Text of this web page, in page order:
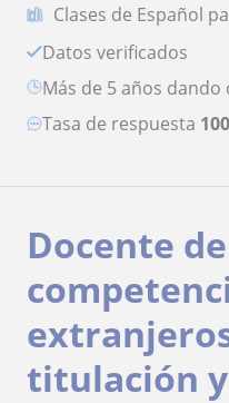
Clases de Español
Datos verificados
más de 5 años dando
Tasa de respuesta
Docente de
titulación